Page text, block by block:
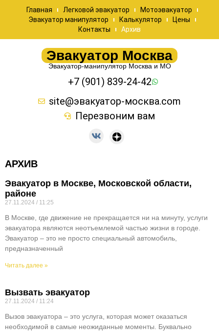
Главная Легковой эвакуатор
Мотоэвакуатор
Эвакуатор манипулятор
Калькулятор
Цены
Контакты
Архив
Эвакуатор Москва
Эвакуатор-манипулятор Москва и МО
+7 (901) 839-24-42
site@эвакуатор-москва.com
Перезвоним вам
АРХИВ
Эвакуатор в Москве, Московской области,
районе
27.11.2024 11:25
В Москве, где движение не прекращается ни на минуту, услуги
эвакуатора являются неотъемлемой частью жизни в городе.
Эвакуатор – это не просто специальный автомобиль,
предназначенный
Читать далее »
Вызвать эвакуатор
27.11.2024 11:24
Вызов эвакуатора – это услуга, которая может оказаться
необходимой в самые неожиданные моменты. Буквально